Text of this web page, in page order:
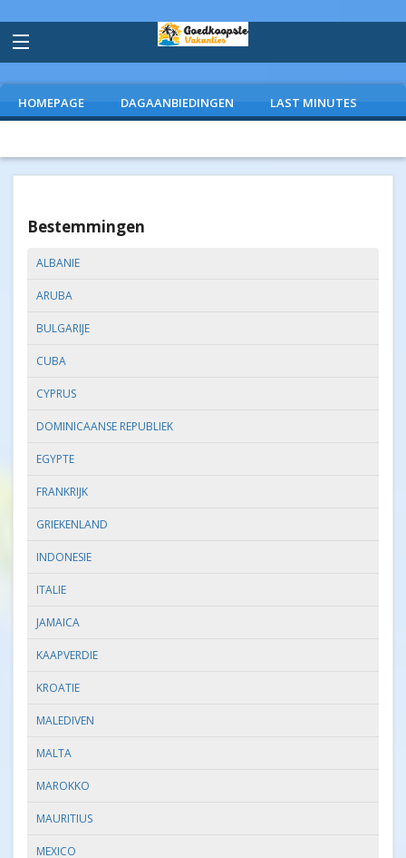
HOMEPAGE DAGAANBIEDINGEN LAST MINUTES
Bestemmingen
ALBANIE
ARUBA
BULGARIJE
CUBA
CYPRUS
DOMINICAANSE REPUBLIEK
EGYPTE
FRANKRIJK
GRIEKENLAND
INDONESIE
ITALIE
JAMAICA
KAAPVERDIE
KROATIE
MALEDIVEN
MALTA
MAROKKO
MAURITIUS
MEXICO